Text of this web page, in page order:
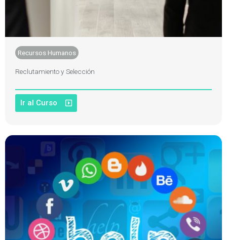
Recursos Humanos
Reclutamiento y Selección
Ir al Curso